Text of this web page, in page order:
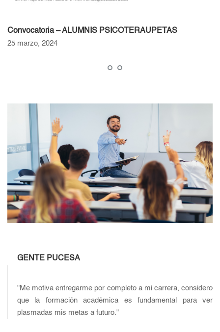
Convocatoria – ALUMNIS PSICOTERAUPETAS
25 marzo, 2024
GENTE PUCESA
"Me motiva entregarme por completo a mi carrera, considero
que la formación académica es fundamental para ver
plasmadas mis metas a futuro."